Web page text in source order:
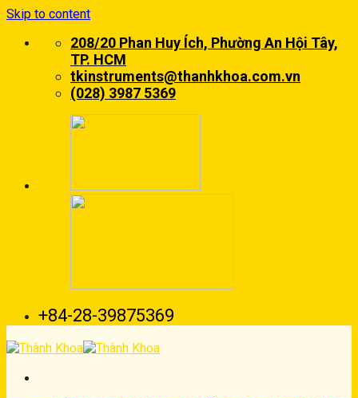
Skip to content
208/20 Phan Huy Ích, Phường An Hội Tây,
TP. HCM
tkinstruments@thanhkhoa.com.vn
(028) 3987 5369
+84-28-39875369